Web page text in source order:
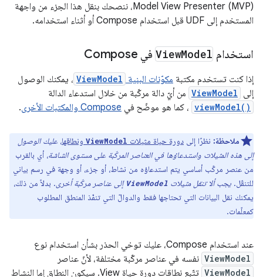
Model View Presenter (MVP)، ننصحك بنقل هذا الجزء من واجهة
المستخدم إلى UDF قبل استخدام Compose أو أثناء استخدامه.
استخدام ViewModel في Compose
إذا كنت تستخدم مكتبة مكوّنات البنية ViewModel ، يمكنك الوصول
إلى ViewModel من أيّ دالة مركّبة من خلال استدعاء الدالة
viewModel() ، كما هو موضّح في Compose والمكتبات الأخرى .
ملاحظة: نظرًا إلى دورة حياة مثيلات ViewModel ونطاقها، عليك الوصول
إلى هذه المثيلات واستدعاؤها في العناصر المركّبة على مستوى الشاشة، أي بالقرب
من عنصر مركّب أساسي يتم استدعاؤه من نشاط، أو جزء، أو وجهة في رسم بياني
للتنقّل. يجب ألا تنقل مثيلات ViewModel إلى عناصر مركّبة أخرى. بدلاً من ذلك،
يمكنك نقل البيانات التي تحتاجها فقط والدوالّ التي تنفّذ المنطق المطلوب
كمعلّمات.
عند استخدام Compose، عليك توخي الحذر بشأن استخدام نوع
ViewModel نفسه في عناصر مركّبة مختلفة، لأنّ عناصر
ViewModel تتّبع نطاقات دورة حياة View. سيكون النطاق إما النشاط